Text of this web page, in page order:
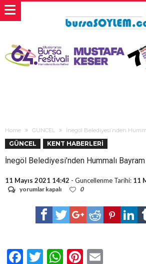
Home GÜNCEL İnegöl Belediyesi’nden
GÜNCEL KENT HABERLERİ
İnegöl Belediyesi’nden Hummalı
11 Mayıs 2021 14:42 - Guncellenme Tarihi: 11
İnegöl
Hummalı
Temizliği
yorumlar kapalı 0
Facebook
TwitterWhatsApp
Pinterest